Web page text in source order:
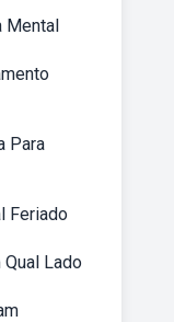
Mental
Para
Feriado
Lado